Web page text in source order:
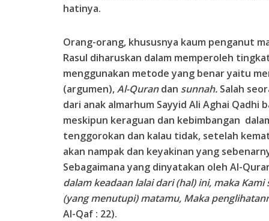
hatinya.
Orang-orang, khususnya kaum penganut
Rasul diharuskan dalam memperoleh
menggunakan metode yang benar yaitu
(argumen),Al-Qurandan sunnah. Salah
dari anak almarhum Sayyid Ali Aghai Qadhi
meskipun keraguan dan kebimbangan
tenggorokan dan kalau tidak, setelah
akan nampak dan keyakinan yang
Sebagaimana yang dinyatakan oleh Al-
dalam keadaan lalai dari (hal) ini, maka
(yang menutupi) matamu, Maka
Al-Qaf : 22).